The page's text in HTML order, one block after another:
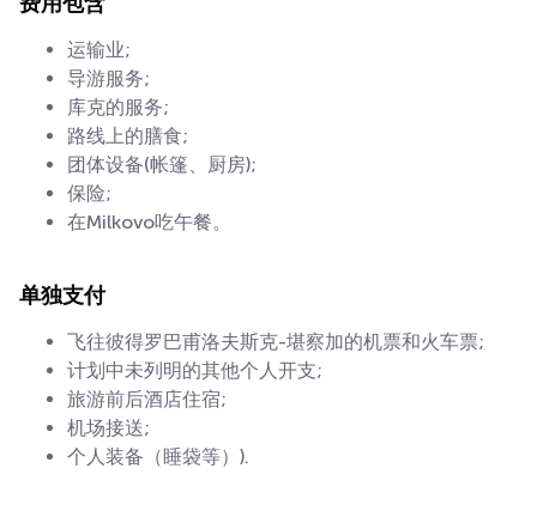
运输业;
导游服务;
库克的服务;
路线上的膳食;
团体设备(帐篷、厨房);
保险;
在Milkovo吃午餐。
单独支付
飞往彼得罗巴甫洛夫斯克-堪察加的机票和火车票;
计划中未列明的其他个人开支;
旅游前后酒店住宿;
机场接送;
个人装备（睡袋等）).